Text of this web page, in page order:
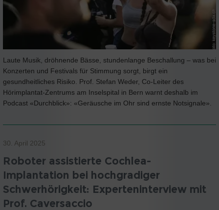
Laute Musik, dröhnende Bässe, stundenlange Beschallung – was bei
Konzerten und Festivals für Stimmung sorgt, birgt ein
gesundheitliches Risiko. Prof. Stefan Weder, Co-Leiter des
Hörimplantat-Zentrums am Inselspital in Bern warnt deshalb im
Podcast «Durchblick»: «Geräusche im Ohr sind ernste Notsignale».
30. April 2025
Roboter assistierte Cochlea-
Implantation bei hochgradiger
Schwerhörigkeit: Experteninterview mit
Prof. Caversaccio